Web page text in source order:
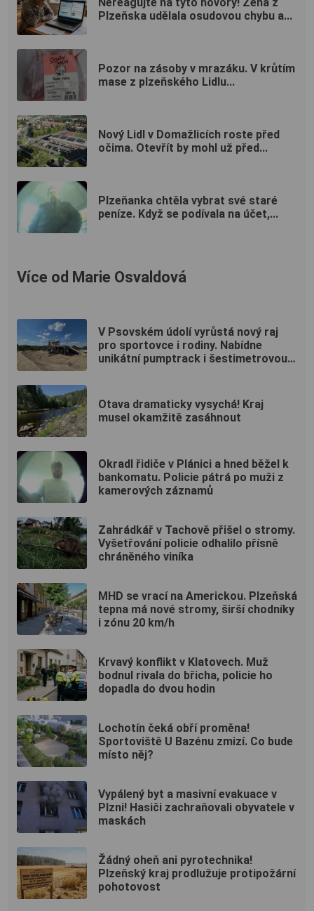
Nereagujte na tyto hovory! Žena z
Plzeňska udělala osudovou chybu a...
Pozor na zásoby v mrazáku. V krůtím
mase z plzeňského Lidlu...
Nový Lidl v Domažlicích roste před
očima. Otevřít by mohl už před...
Plzeňanka chtěla vybrat své staré
peníze. Když se podívala na účet,...
Více od Marie Osvaldová
V Psovském údolí vyrůstá nový raj
pro sportovce i rodiny. Nabídne
unikátní pumptrack i šestimetrovou
Otava dramaticky vysychá! Kraj
musel okamžitě zasáhnout
Okradl řidiče v Plánici a hned běžel k
bankomatu. Policie pátrá po muži z
kamerových záznamů
Zahrádkář v Tachově přišel o stromy.
Vyšetřování policie odhalilo přísně
chráněného viníka
MHD se vrací na Americkou. Plzeňská
tepna má nové stromy, širší chodníky
i zónu 20 km/h
Krvavý konflikt v Klatovech. Muž
bodnul rivala do břicha, policie ho
dopadla do dvou hodin
Lochotín čeká obří proměna!
Sportoviště U Bazénu zmizí. Co bude
místo něj?
Vypálený byt a masivní evakuace v
Plzni! Hasiči zachraňovali obyvatele v
maskách
Žádný oheň ani pyrotechnika!
Plzeňský kraj prodlužuje protipožární
pohotovost